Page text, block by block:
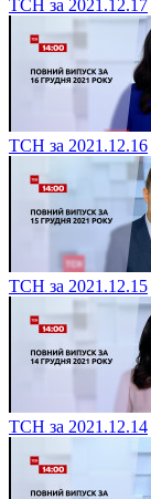
ТСН за 2021.12.17
ТСН за 2021.12.16
ТСН за 2021.12.15
ТСН за 2021.12.14